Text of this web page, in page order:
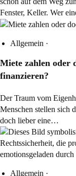
Fenster, Keller. Wer
Allgemein ·
Miete zahlen oder
finanzieren?
Der Traum vom
Menschen stellen sich
doch lieber eine…
Allgemein ·